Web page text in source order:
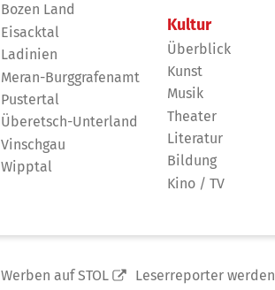
Bozen Land
Eisacktal
Ladinien
Meran-Burggrafenamt
Pustertal
Überetsch-Unterland
Vinschgau
Wipptal
Kultur
Überblick
Kunst
Musik
Theater
Literatur
Bildung
Kino / TV
Werben auf STOL Leserreporter werden